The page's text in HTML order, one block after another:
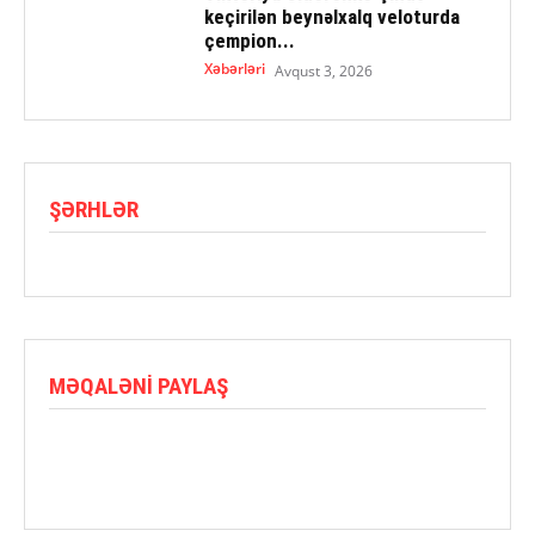
keçirilən beynəlxalq veloturda
çempion...
Xəbərləri Avqust 3, 2026
ŞƏRHLƏR
MƏQALƏNI PAYLAŞ